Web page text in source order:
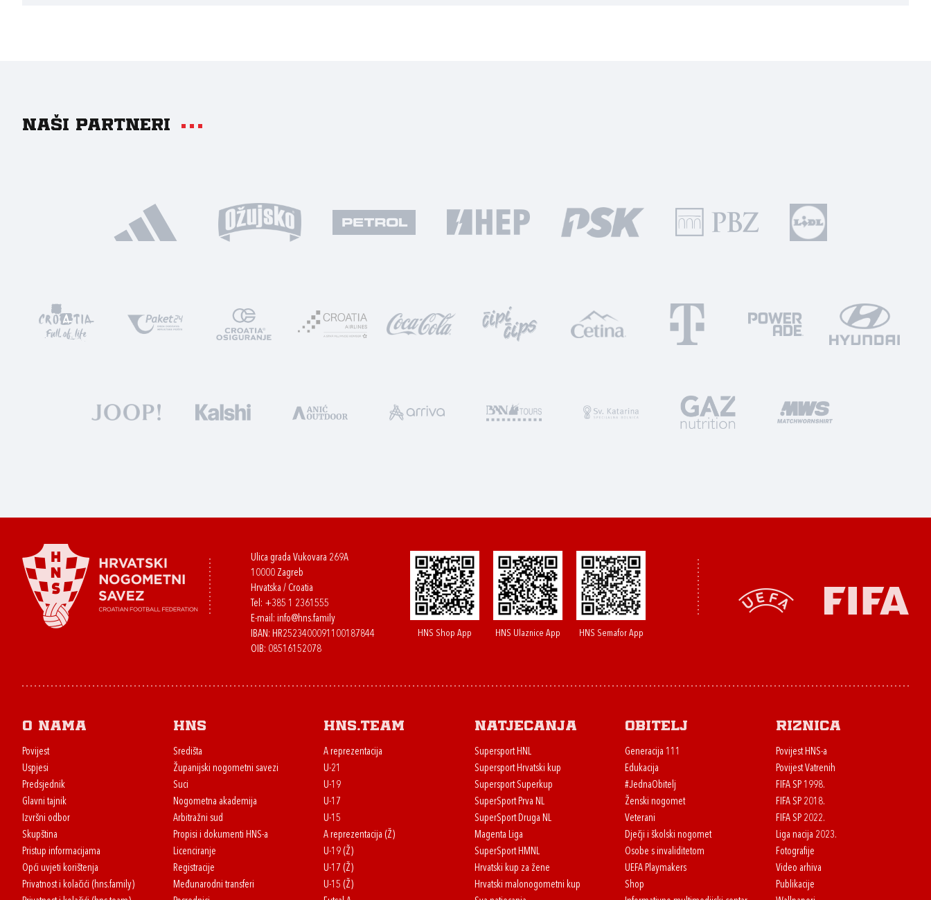
Naši partneri
Ulica grada Vukovara 269A
10000 Zagreb
Hrvatska / Croatia
Tel: +385 1 2361555
E-mail: info@hns.family
IBAN: HR2523400091100187844
OIB: 08516152078
HNS Shop App HNS Ulaznice App HNS Semafor App
O nama
Povijest
Uspjesi
Predsjednik
Glavni tajnik
Izvršni odbor
Skupština
Pristup informacijama
Opći uvjeti korištenja
Privatnost i kolačići (hns.family)
HNS
Središta
Županijski nogometni savezi
Suci
Nogometna akademija
Arbitražni sud
Propisi i dokumenti HNS-a
Licenciranje
Registracije
Međunarodni transferi
HNS.team
A reprezentacija
U-21
U-19
U-17
U-15
A reprezentacija (Ž)
U-19 (Ž)
U-17 (Ž)
U-15 (Ž)
Natjecanja
Supersport HNL
Supersport Hrvatski kup
Supersport Superkup
SuperSport Prva NL
SuperSport Druga NL
Magenta Liga
SuperSport HMNL
Hrvatski kup za žene
Hrvatski malonogometni kup
Obitelj
Generacija 111
Edukacija
#JednaObitelj
Ženski nogomet
Veterani
Dječji i školski nogomet
Osobe s invaliditetom
UEFA Playmakers
Shop
Riznica
Povijest HNS-a
Povijest Vatrenih
FIFA SP 1998.
FIFA SP 2018.
FIFA SP 2022.
Liga nacija 2023.
Fotografije
Video arhiva
Publikacije